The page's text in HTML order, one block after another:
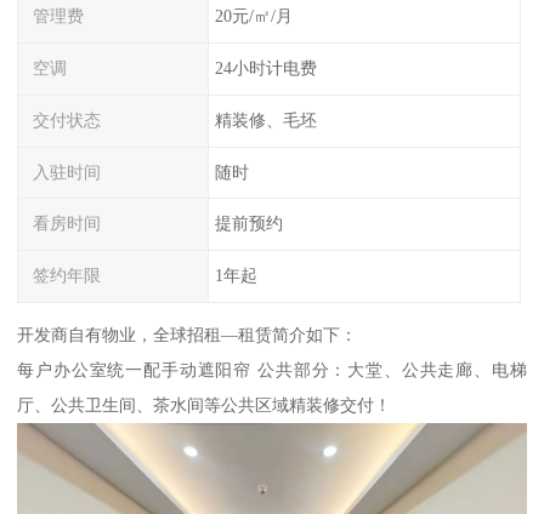
管理费 20元/㎡/月
空调 24小时计电费
交付状态 精装修、毛坯
入驻时间 随时
看房时间 提前预约
签约年限 1年起
开发商自有物业，全球招租—租赁简介如下：
每户办公室统一配手动遮阳帘 公共部分：大堂、公共走廊、电梯
厅、公共卫生间、茶水间等公共区域精装修交付！